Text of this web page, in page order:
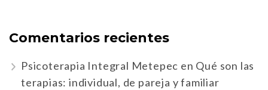
Comentarios recientes
Psicoterapia Integral Metepec en Qué son las
terapias: individual, de pareja y familiar